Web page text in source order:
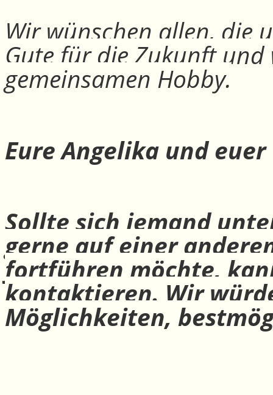
Wir wünschen allen, die
Gute für die Zukunft
gemeinsamen Hobby.
Eure Angelika und
Sollte sich jemand
gerne auf einer
fortführen möchte,
kontaktieren. Wir
Möglichkeiten,